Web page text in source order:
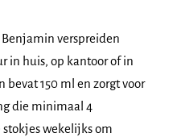
verspreiden
in huis, op kantoor of in
bevat 150 ml en zorgt voor
die minimaal 4
wekelijks om